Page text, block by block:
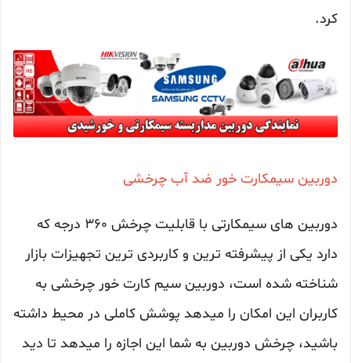
کرد.
دوربین سیمکارت خور ضد آب چرخشی
دوربین های سیمکارتی با قابلیت چرخش 360 درجه که
دارد یکی از پیشرفته ترین و کاربردی ترین تجهیزات بازار
شناخته شده است، دوربین سیم کارت خور چرخشی به
کاربران این امکان را میدهد پوشش کاملی در محیط داشته
باشید، چرخش دوربین به شما این اجازه را میدهد تا دید